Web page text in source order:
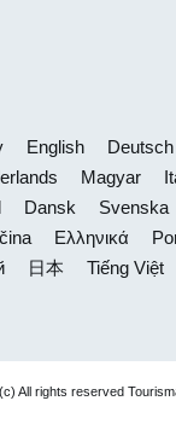
English Deutsch
Magyar
Dansk Svenska
Ελληνικά
日本 Tiếng Việt
All rights reserved